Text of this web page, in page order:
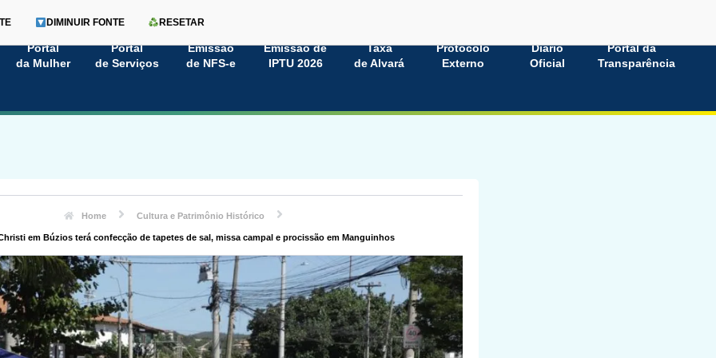
Portal
da Mulher
Portal
de Serviços
Emissão
de NFS-e
Emissão de
IPTU 2026
Taxa
de Alvará
Protocolo
Externo
Diário
Oficial
Portal da
Transparência
DIMINUIR FONTE RESETAR
Home Cultura e Patrimônio Histórico
em Búzios terá confecção de tapetes de sal, missa campal e procissão em Manguinhos